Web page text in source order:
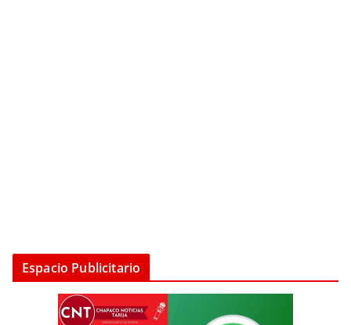
Espacio Publicitario